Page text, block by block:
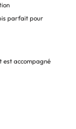
parfait pour
est accompagné